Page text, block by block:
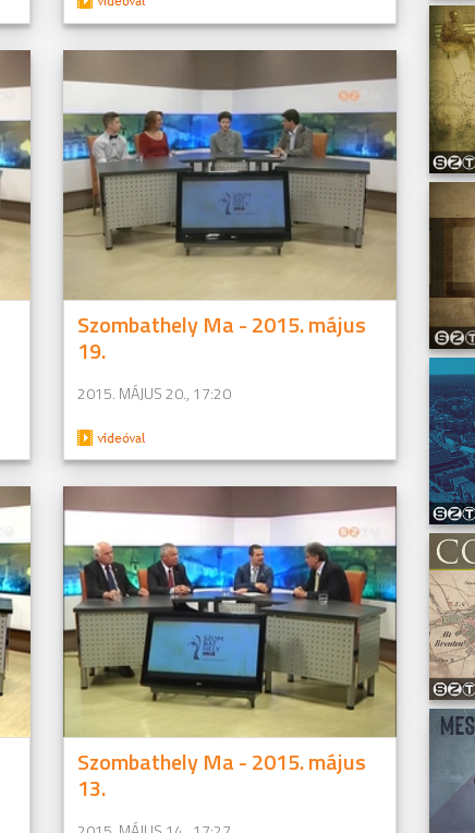
Szombathely Ma - 2015. május
19.
2015. MÁJUS 20., 17:20
Szombathely Ma - 2015. május
13.